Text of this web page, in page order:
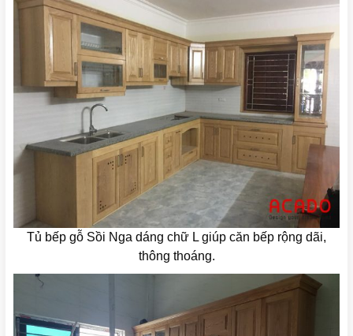
Tủ bếp gỗ Sồi Nga dáng chữ L giúp căn bếp rộng dãi,
thông thoáng.